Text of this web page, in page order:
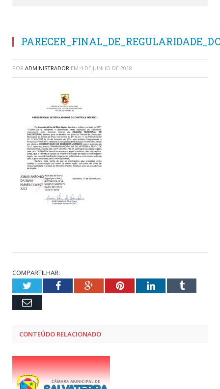
POR ADMINISTRADOR EM 4 DE JUNHO DE 2018
COMPARTILHAR:
TwitterFacebookGoogle+PinterestLinkedInTumblr
Email
CONTEÚDO RELACIONADO